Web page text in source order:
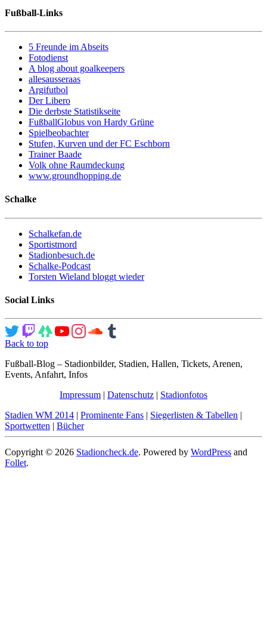
Fußball-Links
5 Freunde im Abseits
Fotodienst
A blog about goalkeepers
allesausseraas
Argifutbol
Der Libero
Die derbste Statistikseite
FußballGlobus von Hardy Grüne
Spielbeobachter
Stufen, Kurven und der FC Eschborn
Trainer Baade
Volk ohne Raumdeckung
www.groundhopping.de
Schalke
Schalkefan.de
Sportistmord
Stadionbesuch.de
Schalke-Podcast
Torsten Wieland bloggt wieder
Social Links
Back to top
Fußball-Blog – Stadionbilder, Stadien, Hallen, Tickets, Arenen,
Events, Anfahrt, Infos
Impressum | Datenschutz | Stadionfotos
Stadien WM 2014 | Prominente Fans | Siegerlisten & Tabellen |
Sportwetten | Bücher
Copyright © 2026 Stadioncheck.de. Powered by WordPress and
Follet.